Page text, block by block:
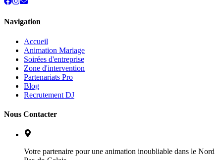
Navigation
Accueil
Animation Mariage
Soirées d'entreprise
Zone d'intervention
Partenariats Pro
Blog
Recrutement DJ
Nous Contacter
Votre partenaire pour une animation inoubliable dans le Nord